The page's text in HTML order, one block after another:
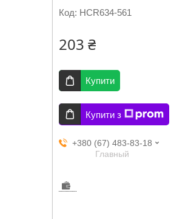
Код: HCR634-561
203 ₴
Купити
Купити з
+380 (67) 483-83-18
Главный